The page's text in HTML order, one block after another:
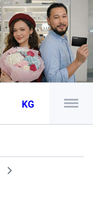
KG